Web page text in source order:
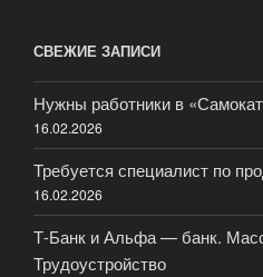
СВЕЖИЕ ЗАПИСИ
Нужны работники в
16.02.2026
Требуется специалист по
16.02.2026
Т-Банк и Альфа — банк.
Трудоустройство